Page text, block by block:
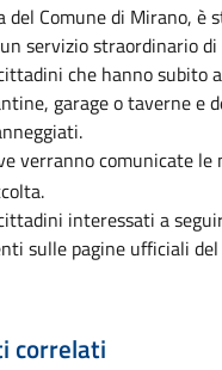
del Comune di Mirano, è
servizio straordinario
che hanno subito
garage o taverne e
verranno comunicate le
interessati a
sulle pagine ufficiali del
correlati